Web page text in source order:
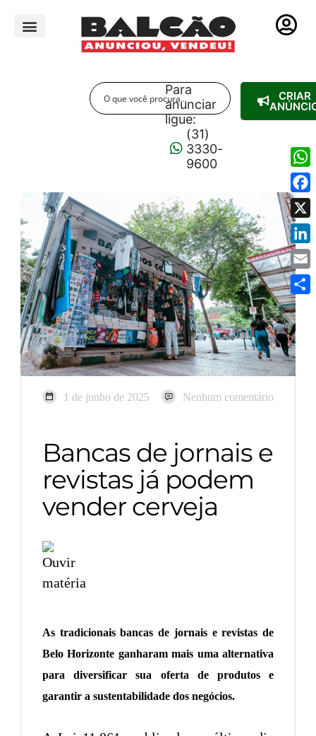
Para
anunciar
ligue:
(31)
3330-
9600
CRIAR
1 de junho de 2025 Nenhum comentário
Bancas de jornais e
revistas já podem
vender cerveja
As tradicionais bancas de jornais e revistas de
Belo Horizonte ganharam mais uma alternativa
para diversificar sua oferta de produtos e
garantir a sustentabilidade dos negócios.
X